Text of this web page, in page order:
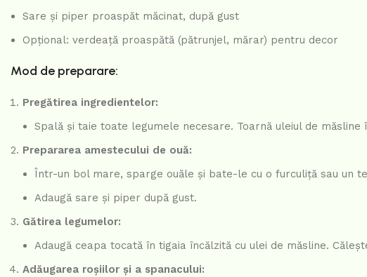
Sare și piper proaspăt măcinat, după gust
Opțional: verdeață proaspătă (pătrunjel, mărar) pentru decor
Mod de preparare:
Pregătirea ingredientelor:
Spală și taie toate legumele necesare. Toarnă uleiul de
Prepararea amestecului de ouă:
Într-un bol mare, sparge ouăle și bate-le cu o furculiță sau un
Adaugă sare și piper după gust.
Gătirea legumelor:
Adaugă ceapa tocată în tigaia încălzită cu ulei de măsline.
Adăugarea roșiilor și a spanacului: